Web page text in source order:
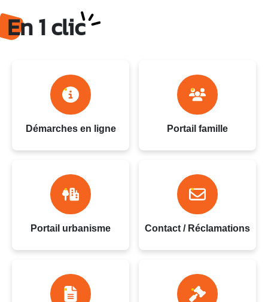
Ville du Gosier - Guadeloupe
En 1 clic
Démarches en ligne Portail famille
Portail urbanisme Contact / Réclamations